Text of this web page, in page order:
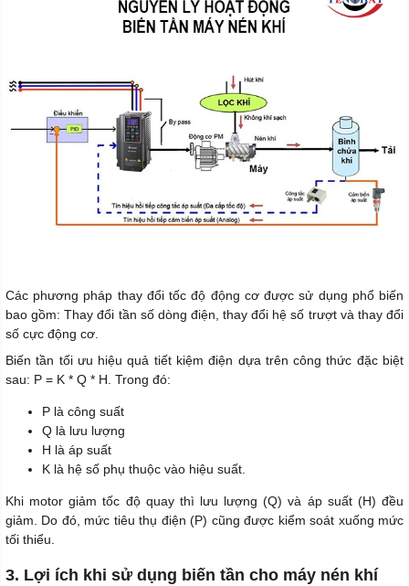
Các phương pháp thay đổi tốc độ động cơ được sử dụng phổ biến
bao gồm: Thay đổi tần số dòng điện, thay đổi hệ số trượt và thay đổi
số cực động cơ.
Biến tần tối ưu hiệu quả tiết kiệm điện dựa trên công thức đặc biệt
sau: P = K * Q * H. Trong đó:
P là công suất
Q là lưu lượng
H là áp suất
K là hệ số phụ thuộc vào hiệu suất.
Khi motor giảm tốc độ quay thì lưu lượng (Q) và áp suất (H) đều
giảm. Do đó, mức tiêu thụ điện (P) cũng được kiểm soát xuống mức
tối thiểu.
3. Lợi ích khi sử dụng biến tần cho máy nén khí